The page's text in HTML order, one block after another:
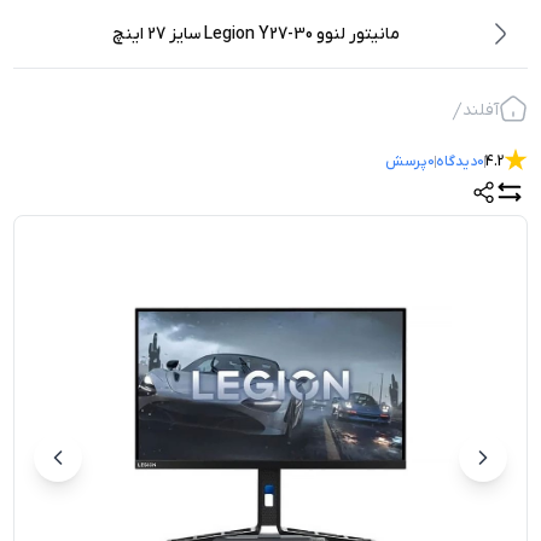
مانیتور لنوو Legion Y27-30 سایز 27 اینچ
آفلند
4.2
0دیدگاه0پرسش